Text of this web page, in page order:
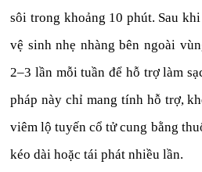
sôi trong khoảng 10 phút. Sau
vệ sinh nhẹ nhàng bên ngoài
2–3 lần mỗi tuần để hỗ trợ làm
pháp này chỉ mang tính hỗ trợ,
viêm lộ tuyến cổ tử cung bằng
kéo dài hoặc tái phát nhiều lần.